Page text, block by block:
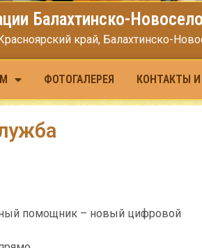
Балахтинско-
край, Балахтинско-
ФОТОГАЛЕРЕЯ КОНТАКТЫ
помощник – новый цифровой